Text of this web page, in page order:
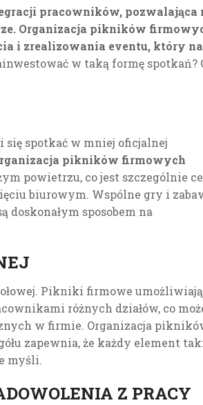
pracowników, pozwalająca
Organizacja pikników
i zrealizowania eventu, który na
w taką formę spotkań?
spotkać w mniej oficjalnej
pikników firmowych
powietrzu, co jest szczególnie
biurowym. Wspólne gry i
sposobem na
Pikniki firmowe umożliwiają
różnych działów, co
w firmie. Organizacja
zapewnia, że każdy element
myśli.
Z PRACY